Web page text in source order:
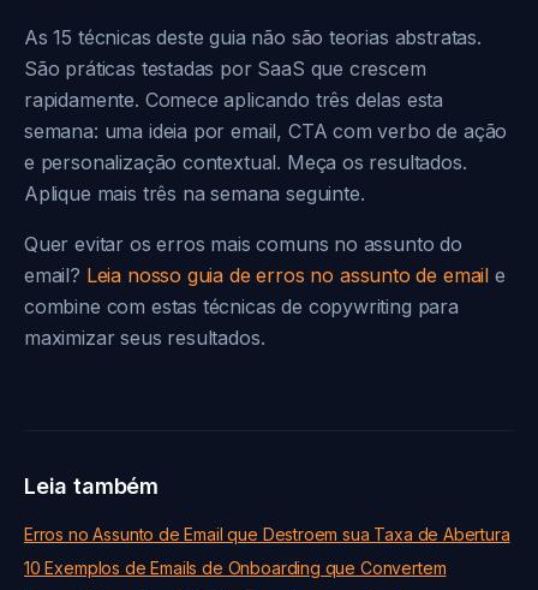
As 15 técnicas deste guia não são teorias abstratas.
São práticas testadas por SaaS que crescem
rapidamente. Comece aplicando três delas esta
semana: uma ideia por email, CTA com verbo de ação
e personalização contextual. Meça os resultados.
Aplique mais três na semana seguinte.
Quer evitar os erros mais comuns no assunto do
email? Leia nosso guia de erros no assunto de email e
combine com estas técnicas de copywriting para
maximizar seus resultados.
Leia também
Erros no Assunto de Email que Destroem sua Taxa de Abertura
10 Exemplos de Emails de Onboarding que Convertem